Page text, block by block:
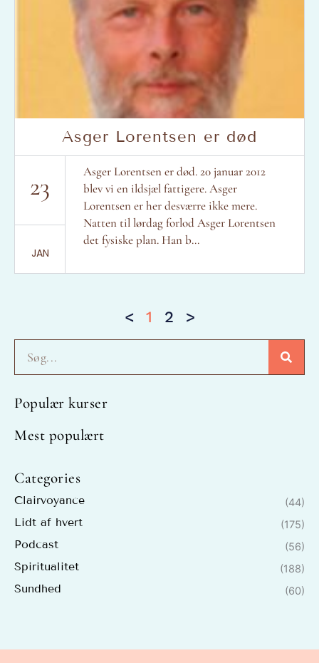
Populær kurser
Mest populært
Categories
Clairvoyance (44)
Lidt af hvert (175)
Podcast (56)
Spiritualitet (188)
Sundhed (60)
Asger Lorentsen er død
23
JAN
Asger Lorentsen er død. 20 januar 2012
blev vi en ildsjæl fattigere. Asger
Lorentsen er her desværre ikke mere.
Natten til lørdag forlod Asger Lorentsen
det fysiske plan. Han b...
< 1 2 >